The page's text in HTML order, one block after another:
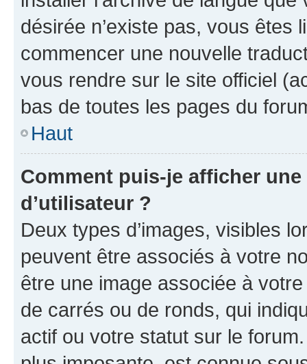
désirée n’existe pas, vous êtes
commencer une nouvelle
vous rendre sur le site officiel
bas de toutes les pages du
Haut
Comment puis-je afficher
d’utilisateur ?
Deux types d’images, visibles
peuvent être associés à votre
être une image associée à
de carrés ou de ronds, qui
actif ou votre statut sur le